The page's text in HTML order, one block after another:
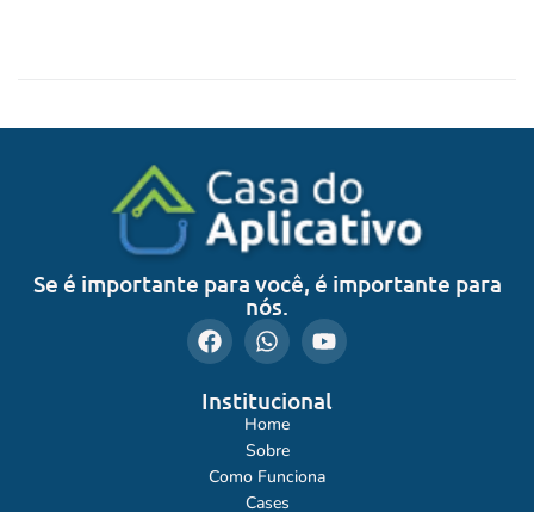
Se é importante para você, é importante para
nós.
Institucional
Home
Sobre
Como Funciona
Cases